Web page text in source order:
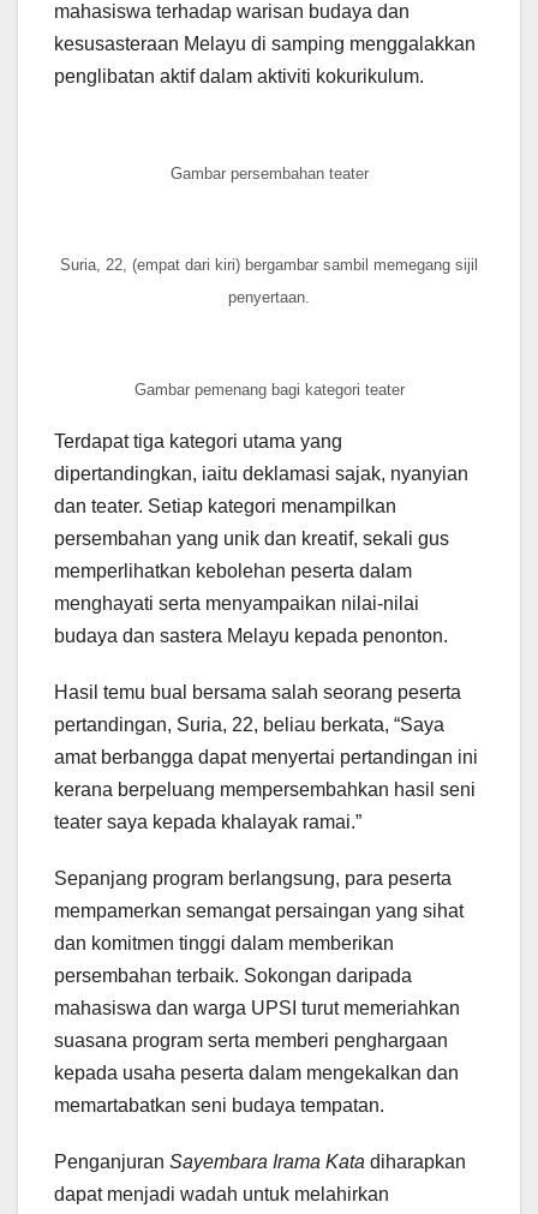
mahasiswa terhadap warisan budaya dan
kesusasteraan Melayu di samping menggalakkan
penglibatan aktif dalam aktiviti kokurikulum.
Gambar persembahan teater
Suria, 22, (empat dari kiri) bergambar sambil memegang sijil
penyertaan.
Gambar pemenang bagi kategori teater
Terdapat tiga kategori utama yang
dipertandingkan, iaitu deklamasi sajak, nyanyian
dan teater. Setiap kategori menampilkan
persembahan yang unik dan kreatif, sekali gus
memperlihatkan kebolehan peserta dalam
menghayati serta menyampaikan nilai-nilai
budaya dan sastera Melayu kepada penonton.
Hasil temu bual bersama salah seorang peserta
pertandingan, Suria, 22, beliau berkata, “Saya
amat berbangga dapat menyertai pertandingan ini
kerana berpeluang mempersembahkan hasil seni
teater saya kepada khalayak ramai.”
Sepanjang program berlangsung, para peserta
mempamerkan semangat persaingan yang sihat
dan komitmen tinggi dalam memberikan
persembahan terbaik. Sokongan daripada
mahasiswa dan warga UPSI turut memeriahkan
suasana program serta memberi penghargaan
kepada usaha peserta dalam mengekalkan dan
memartabatkan seni budaya tempatan.
Penganjuran Sayembara Irama Kata diharapkan
dapat menjadi wadah untuk melahirkan